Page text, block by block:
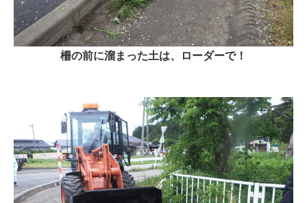
柵の前に溜まった土は、ローダーで！